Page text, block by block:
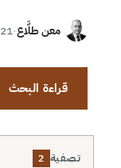
معن طلَّاع·21 يوليو 2026
قراءة البحث
تصفية 2